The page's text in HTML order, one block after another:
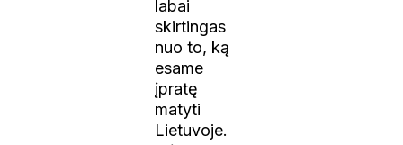
labai
skirtingas
nuo to, ką
esame
įpratę
matyti
Lietuvoje.